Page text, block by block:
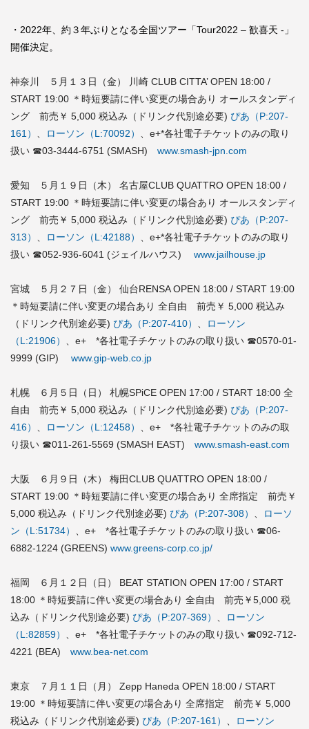
・2022年、約３年ぶりとなる全国ツアー「Tour2022 – 歓喜天 -」
開催決定。
神奈川 ５月１３日（金） 川崎 CLUB CITTA’ OPEN 18:00 /
START 19:00 ＊時短要請に伴い変更の場合あり オールスタンディ
ング 前売￥ 5,000 税込み（ドリンク代別途必要) ぴあ（P:207-
161） 、 ローソン（L:70092） 、e+*各社電子チケットのみの取り
扱い ☎03-3444-6751 (SMASH) www.smash-jpn.com
愛知 ５月１９日（木） 名古屋CLUB QUATTRO OPEN 18:00 /
START 19:00 ＊時短要請に伴い変更の場合あり オールスタンディ
ング 前売￥ 5,000 税込み（ドリンク代別途必要) ぴあ（P:207-
313） 、 ローソン（L:42188） 、e+*各社電子チケットのみの取り
扱い ☎052-936-6041 (ジェイルハウス) www.jailhouse.jp
宮城 ５月２７日（金） 仙台RENSA OPEN 18:00 / START 19:00
＊時短要請に伴い変更の場合あり 全自由 前売￥ 5,000 税込み
（ドリンク代別途必要) ぴあ（P:207-410） 、
ローソン
（L:21906） 、e+ *各社電子チケットのみの取り扱い ☎0570-01-
9999 (GIP) www.gip-web.co.jp
札幌 ６月５日（日） 札幌SPiCE OPEN 17:00 / START 18:00 全
自由 前売￥ 5,000 税込み（ドリンク代別途必要) ぴあ（P:207-
416） 、 ローソン（L:12458） 、e+ *各社電子チケットのみの取
り扱い ☎011-261-5569 (SMASH EAST) www.smash-east.com
大阪 ６月９日（木） 梅田CLUB QUATTRO OPEN 18:00 /
START 19:00 ＊時短要請に伴い変更の場合あり 全席指定 前売￥
5,000 税込み（ドリンク代別途必要) ぴあ（P:207-308） 、
ローソ
ン（L:51734） 、e+ *各社電子チケットのみの取り扱い ☎06-
6882-1224 (GREENS) www.greens-corp.co.jp/
福岡 ６月１２日（日） BEAT STATION OPEN 17:00 / START
18:00 ＊時短要請に伴い変更の場合あり 全自由 前売￥5,000 税
込み（ドリンク代別途必要) ぴあ（P:207-369） 、
ローソン
（L:82859） 、e+ *各社電子チケットのみの取り扱い ☎092-712-
4221 (BEA) www.bea-net.com
東京 ７月１１日（月） Zepp Haneda OPEN 18:00 / START
19:00 ＊時短要請に伴い変更の場合あり 全席指定 前売￥ 5,000
税込み（ドリンク代別途必要) ぴあ（P:207-161） 、
ローソン